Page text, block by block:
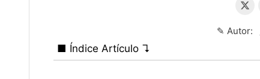
✎ Autor:
■ Índice Artículo ↴